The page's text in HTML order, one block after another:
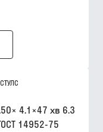
4.1×47 хв 6.3
14952-75